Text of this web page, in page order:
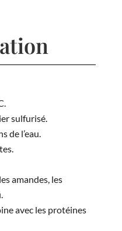
sulfurisé.
de l’eau.
amandes, les
avec les protéines